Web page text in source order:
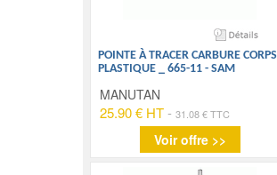
POINTE À TRACER CARBURE CORPS
PLASTIQUE _ 665-11 - SAM
MANUTAN
25.90 € HT - 31.08 € TTC
Voir offre >>